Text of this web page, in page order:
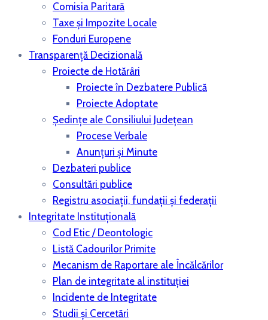
Comisia Paritară
Taxe și Impozite Locale
Fonduri Europene
Transparență Decizională
Proiecte de Hotărâri
Proiecte în Dezbatere Publică
Proiecte Adoptate
Ședințe ale Consiliului Județean
Procese Verbale
Anunțuri și Minute
Dezbateri publice
Consultări publice
Registru asociații, fundații și federații
Integritate Instituțională
Cod Etic / Deontologic
Listă Cadourilor Primite
Mecanism de Raportare ale Încălcărilor
Plan de integritate al instituției
Incidente de Integritate
Studii și Cercetări